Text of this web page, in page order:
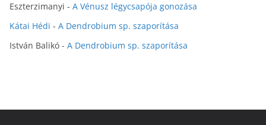
Eszterzimanyi - A Vénusz légycsapója gonozása
Kátai Hédi - A Dendrobium sp. szaporítása
István Balikó - A Dendrobium sp. szaporítása